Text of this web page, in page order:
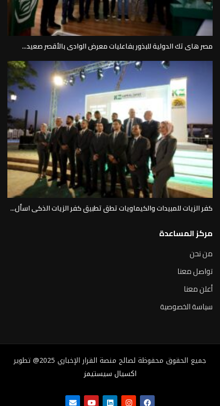
مصر هاى تك الدولية للبذور بفاعليات معرض الوادى بالأقصر صعيد...
كفر الزيات للمبيدات والكيماويات تطق تطبيق كفر الزيات الذكى اسأل...
مركز المساعدة
من نحن
تواصل معنا
أعلن معنا
سياسة الخصوصية
جميع الحقوق محفوظة لصالح منصة القرار الإخباري 2025@ تطوير
اكسيال سيستيمز